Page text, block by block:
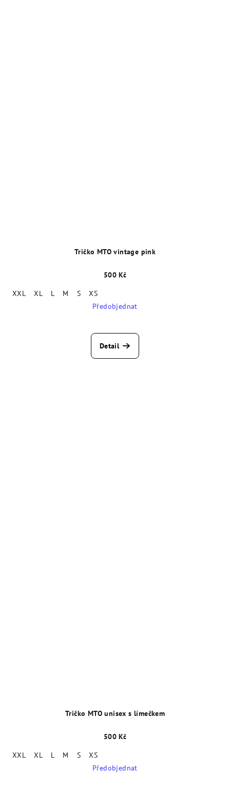
Tričko MTO vintage pink
500 Kč
XXL
XL L M S
XS
Předobjednat
Detail
Tričko MTO unisex s límečkem
500 Kč
XXL
XL L M S
XS
Předobjednat